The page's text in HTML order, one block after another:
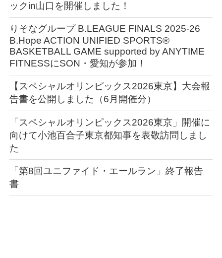
ックin山口を開催しました！
りそなグループ B.LEAGUE FINALS 2025-26
B.Hope ACTION UNIFIED SPORTS®︎
BASKETBALL GAME supported by ANYTIME
FITNESSにSON・愛知が参加！
【スペシャルオリンピックス2026東京】大会報
告書を公開しました（6月開催分）
「スペシャルオリンピックス2026東京」開催に
向けて小池百合子東京都知事を表敬訪問しまし
た
「第8回ユニファイド・エールラン」終了報告
書